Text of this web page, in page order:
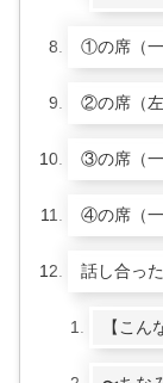
①の席（一
②の席（左
③の席（一
④の席（一
話し合っ
【こん